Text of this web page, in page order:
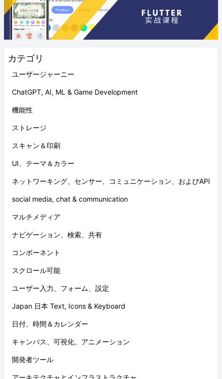
カテゴリ
ユーザージャーニー
ChatGPT, AI, ML & Game Development
機能性
ストレージ
スキャン＆印刷
UI、テーマ＆カラー
ネットワーキング、センサー、コミュニケーション、およびAPI
social media, chat & communication
マルチメディア
ナビゲーション、検索、共有
コンポーネント
スクロール可能
ユーザー入力、フォーム、設定
Japan 日本 Text, Icons & Keyboard
日付、時間＆カレンダー
キャンバス、可視化、アニメーション
開発者ツール